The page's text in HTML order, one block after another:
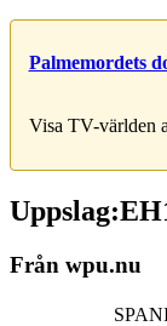
Palmemordets
Visa TV-världen
Från wpu.nu